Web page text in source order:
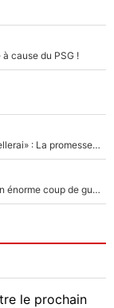
cause du PSG !
Mercato - OM - «Dès que je prends un club, je t’appellerai» : La promesse de Marcelino au moment de claquer la porte
Victime de racisme contre Murray, Kyrgios pousse un énorme coup de gueule !
le prochain